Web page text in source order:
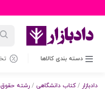
دسته بندی کالاها
دادبازار /کتاب دانشگاهی / رشته